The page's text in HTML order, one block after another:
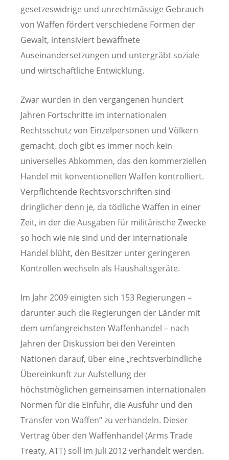
gesetzeswidrige und unrechtmässige Gebrauch
von Waffen fördert verschiedene Formen der
Gewalt, intensiviert bewaffnete
Auseinandersetzungen und untergräbt soziale
und wirtschaftliche Entwicklung.
Zwar wurden in den vergangenen hundert
Jahren Fortschritte im internationalen
Rechtsschutz von Einzelpersonen und Völkern
gemacht, doch gibt es immer noch kein
universelles Abkommen, das den kommerziellen
Handel mit konventionellen Waffen kontrolliert.
Verpflichtende Rechtsvorschriften sind
dringlicher denn je, da tödliche Waffen in einer
Zeit, in der die Ausgaben für militärische Zwecke
so hoch wie nie sind und der internationale
Handel blüht, den Besitzer unter geringeren
Kontrollen wechseln als Haushaltsgeräte.
Im Jahr 2009 einigten sich 153 Regierungen –
darunter auch die Regierungen der Länder mit
dem umfangreichsten Waffenhandel – nach
Jahren der Diskussion bei den Vereinten
Nationen darauf, über eine „rechtsverbindliche
Übereinkunft zur Aufstellung der
höchstmöglichen gemeinsamen internationalen
Normen für die Einfuhr, die Ausfuhr und den
Transfer von Waffen“ zu verhandeln. Dieser
Vertrag über den Waffenhandel (Arms Trade
Treaty, ATT) soll im Juli 2012 verhandelt werden.